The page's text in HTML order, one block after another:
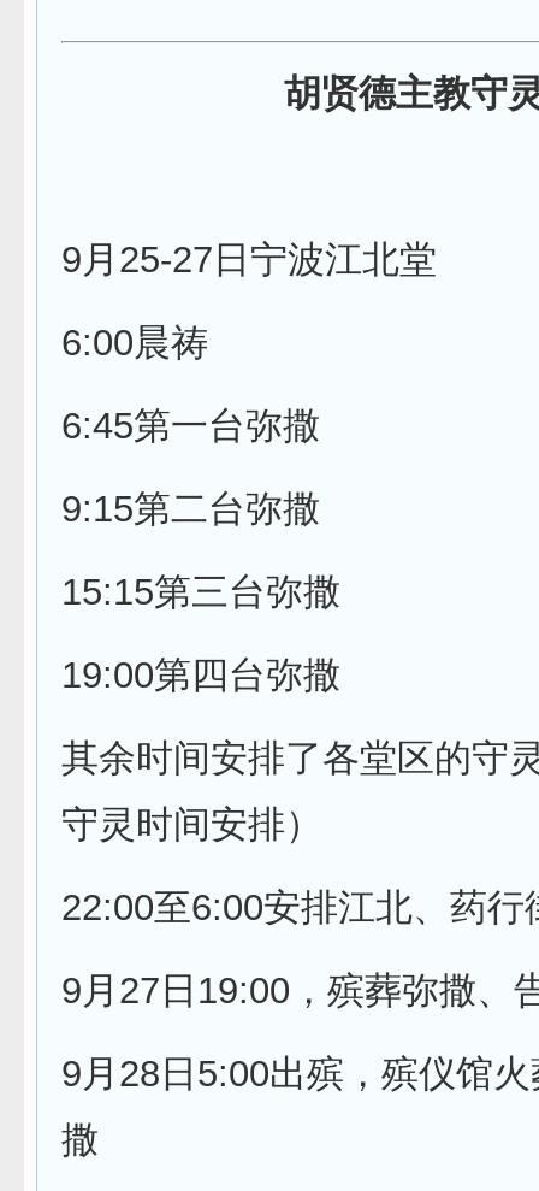
胡贤德主教守
9月25-27日宁波江北堂
6:00晨祷
6:45第一台弥撒
9:15第二台弥撒
15:15第三台弥撒
19:00第四台弥撒
其余时间安排了各堂区的守
守灵时间安排）
22:00至6:00安排江北、药
9月27日19:00，殡葬弥撒、
9月28日5:00出殡，殡仪馆
撒